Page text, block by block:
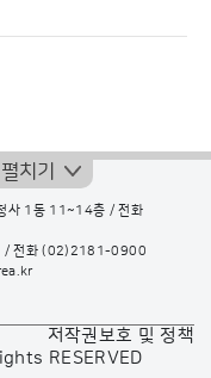
펼치기
사 1동 11~14층 / 전화
/ 전화(02)2181-0900
저작권보호 및 정책
RESERVED